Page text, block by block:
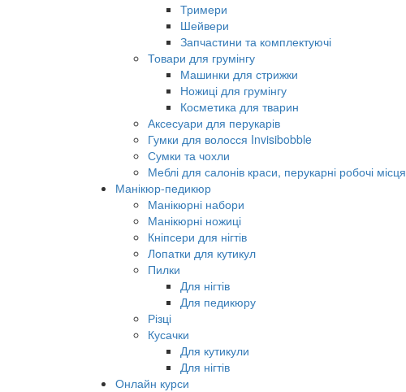
Тримери
Шейвери
Запчастини та комплектуючі
Товари для грумінгу
Машинки для стрижки
Ножиці для грумінгу
Косметика для тварин
Аксесуари для перукарів
Гумки для волосся Invisibobble
Сумки та чохли
Меблі для салонів краси, перукарні робочі місця
Манікюр-педикюр
Манікюрні набори
Манікюрні ножиці
Кніпсери для нігтів
Лопатки для кутикул
Пилки
Для нігтів
Для педикюру
Різці
Кусачки
Для кутикули
Для нігтів
Онлайн курси